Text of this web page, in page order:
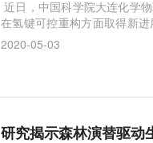
近日，中国科学院大连化学
在氢键可控重构方面取得新
和实现生物质羟基氢键的可
2020-05-03
研究揭示森林演替驱动